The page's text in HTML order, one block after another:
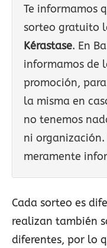
Te informamos
sorteo gratuito
Kérastase. En
informamos de
promoción,
la misma en
no tenemos
ni
meramente
Cada sorteo es
realizan también
diferentes, por lo